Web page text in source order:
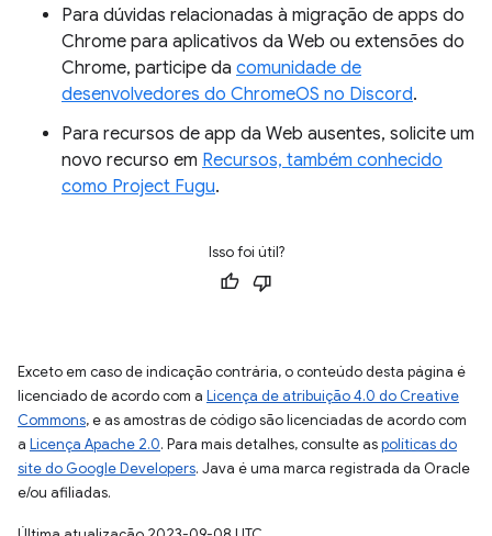
Para dúvidas relacionadas à migração de apps do
Chrome para aplicativos da Web ou extensões do
Chrome, participe da comunidade de
desenvolvedores do ChromeOS no Discord.
Para recursos de app da Web ausentes, solicite um
novo recurso em Recursos, também conhecido
como Project Fugu.
Isso foi útil?
Exceto em caso de indicação contrária, o conteúdo desta página é
licenciado de acordo com a Licença de atribuição 4.0 do Creative
Commons, e as amostras de código são licenciadas de acordo com
a Licença Apache 2.0. Para mais detalhes, consulte aspolíticas do
site do Google Developers. Java é uma marca registrada da Oracle
e/ou afiliadas.